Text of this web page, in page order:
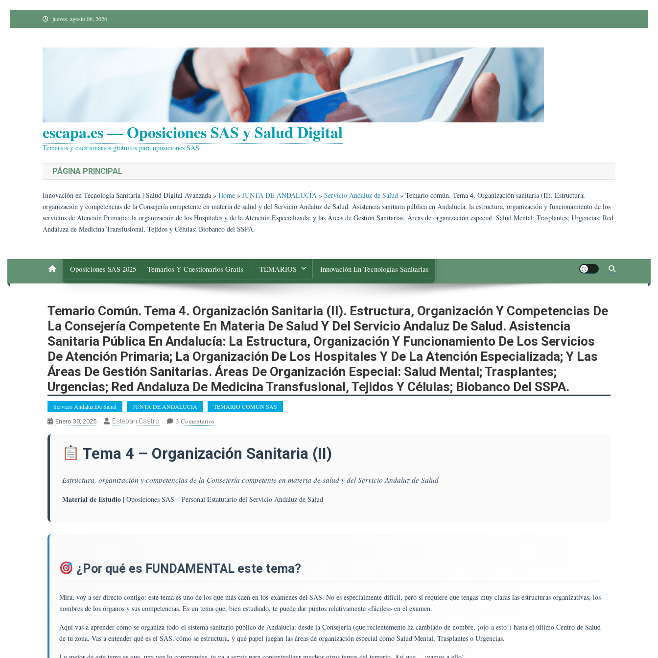
al
jueves, agosto 06, 2026
escapa.es — Oposiciones SAS y Salud Digital
Temarios y cuestionarios gratuitos para oposiciones SAS
PÁGINA PRINCIPAL
Innovación en Tecnología Sanitaria | Salud Digital Avanzada » Home » JUNTA DE ANDALUCÍA » Servicio Andaluz de Salud » Temario común. Tema 4. Organización sanitaria (II). Estructura,
organización y competencias de la Consejería competente en materia de salud y del Servicio Andaluz de Salud. Asistencia sanitaria pública en Andalucía: la estructura, organización y funcionamiento de los
servicios de Atención Primaria; la organización de los Hospitales y de la Atención Especializada; y las Áreas de Gestión Sanitarias. Áreas de organización especial: Salud Mental; Trasplantes; Urgencias; Red
Andaluza de Medicina Transfusional, Tejidos y Células; Biobanco del SSPA.
Oposiciones SAS 2025 — Temarios Y Cuestionarios Gratis TEMARIOS Innovación En Tecnologías Sanitarias
Temario Común. Tema 4. Organización Sanitaria (II). Estructura, Organización Y Competencias De
La Consejería Competente En Materia De Salud Y Del Servicio Andaluz De Salud. Asistencia
Sanitaria Pública En Andalucía: La Estructura, Organización Y Funcionamiento De Los Servicios
De Atención Primaria; La Organización De Los Hospitales Y De La Atención Especializada; Y Las
Áreas De Gestión Sanitarias. Áreas De Organización Especial: Salud Mental; Trasplantes;
Urgencias; Red Andaluza De Medicina Transfusional, Tejidos Y Células; Biobanco Del SSPA.
Servicio Andaluz De Salud JUNTA DE ANDALUCÍA TEMARIO COMÚN SAS
Enero 30, 2025 Esteban Castro 3 ComentariosEn
Tema
Sanitaria
(II).
Consejería
Materia
De
Salud
Y
Tema 4 – Organización Sanitaria (II)
Estructura, organización y competencias de la Consejería competente en materia de salud y del Servicio Andaluz de Salud
Material de Estudio | Oposiciones SAS – Personal Estatutario del Servicio Andaluz de Salud
¿Por qué es FUNDAMENTAL este tema?
Mira, voy a ser directo contigo: este tema es uno de los que más caen en los exámenes del SAS. No es especialmente difícil, pero sí requiere que tengas muy claras las estructuras organizativas, los
nombres de los órganos y sus competencias. Es un tema que, bien estudiado, te puede dar puntos relativamente «fáciles» en el examen.
Aquí vas a aprender cómo se organiza todo el sistema sanitario público de Andalucía: desde la Consejería (que recientemente ha cambiado de nombre, ¡ojo a esto!) hasta el último Centro de Salud
de tu zona. Vas a entender qué es el SAS, cómo se estructura, y qué papel juegan las áreas de organización especial como Salud Mental, Trasplantes o Urgencias.